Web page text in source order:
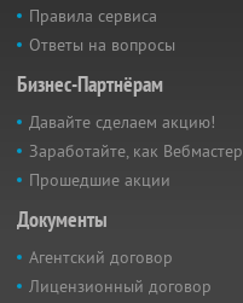
Правила сервиса
Ответы на вопросы
Бизнес-Партнёрам
Давайте сделаем акцию!
Заработайте, как Вебмастер
Прошедшие акции
Документы
Агентский договор
Лицензионный договор